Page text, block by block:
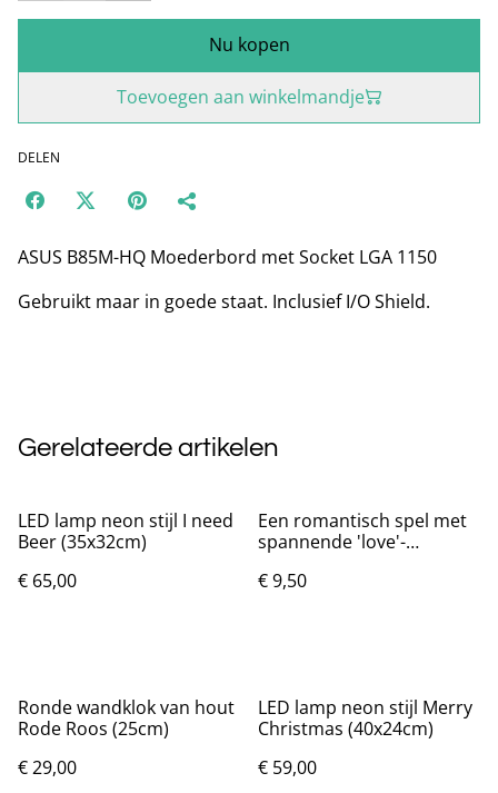
Nu kopen
Toevoegen aan winkelmandje
DELEN
ASUS B85M-HQ Moederbord met Socket LGA 1150
Gebruikt maar in goede staat. Inclusief I/O Shield.
Gerelateerde artikelen
LED lamp neon stijl I need
Beer (35x32cm)
€ 65,00
Een romantisch spel met
spannende 'love'-
geliefden!
€ 9,50
Ronde wandklok van hout
Rode Roos (25cm)
€ 29,00
LED lamp neon stijl Merry
Christmas (40x24cm)
€ 59,00